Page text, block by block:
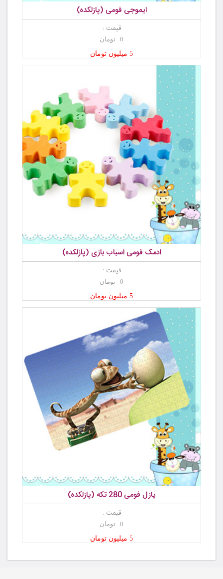
ایموجی فومی (پازلکده)
قیمت :
0 تومان
5 میلیون تومان
ادمک فومی اسباب بازی (پازلکده)
قیمت :
0 تومان
5 میلیون تومان
پازل فومی 280 تکه (پازلکده)
قیمت :
0 تومان
5 میلیون تومان